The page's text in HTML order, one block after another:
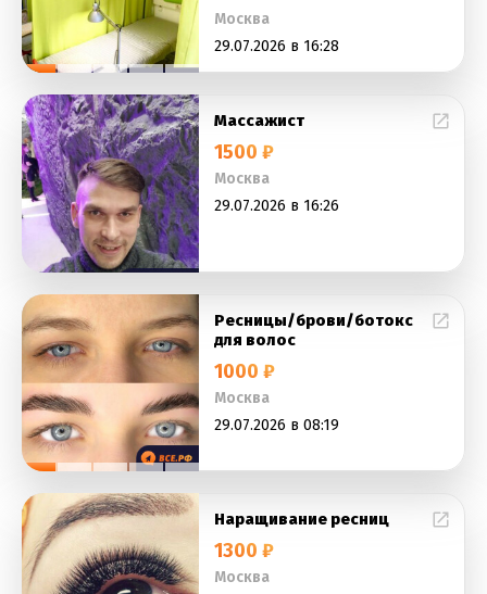
Москва
29.07.2026 в 16:28
Массажист
1500 ₽
Москва
29.07.2026 в 16:26
Ресницы/брови/ботокс
для волос
1000 ₽
Москва
29.07.2026 в 08:19
Наращивание ресниц
1300 ₽
Москва